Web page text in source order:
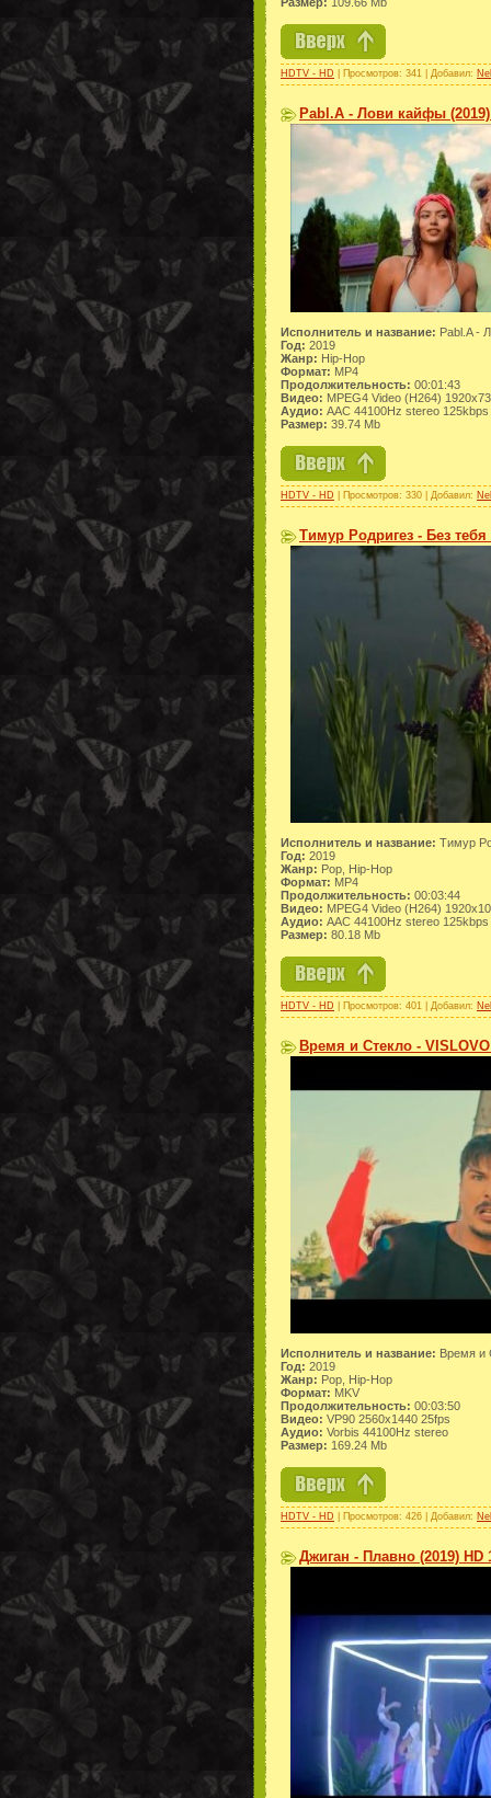
HDTV - HD | Просмотров: 341 | Добавил:
Pabl.A - Лови кайфы (2019)
Исполнитель и название: Pabl.A -
Год: 2019
Жанр: Hip-Hop
Формат: MP4
Продолжительность: 00:01:43
Видео: MPEG4 Video (H264)
Аудио: AAC 44100Hz stereo 125kbps
Размер: 39.74 Mb
HDTV - HD | Просмотров: 330 | Добавил:
Тимур Родригез - Без тебя
Исполнитель и название: Тимур
Год: 2019
Жанр: Pop, Hip-Hop
Формат: MP4
Продолжительность: 00:03:44
Видео: MPEG4 Video (H264)
Аудио: AAC 44100Hz stereo 125kbps
Размер: 80.18 Mb
HDTV - HD | Просмотров: 401 | Добавил:
Время и Стекло - VISLOVO
Исполнитель и название: Время и
Год: 2019
Жанр: Pop, Hip-Hop
Формат: MKV
Продолжительность: 00:03:50
Видео: VP90 2560x1440 25fps
Аудио: Vorbis 44100Hz stereo
Размер: 169.24 Mb
HDTV - HD | Просмотров: 426 | Добавил:
Джиган - Плавно (2019) HD